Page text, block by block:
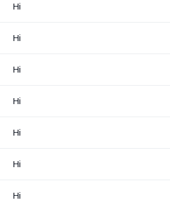
Ні
Ні
Ні
Ні
Ні
Ні
Ні